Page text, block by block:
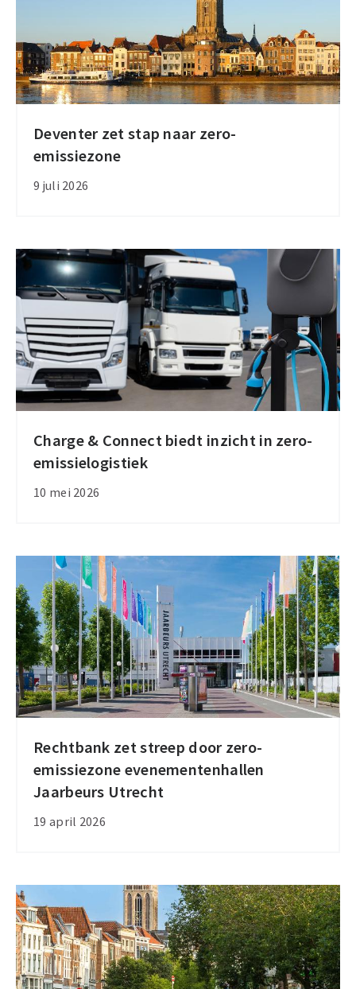
Deventer zet stap naar zero-
emissiezone
9 juli 2026
Deventer
zet
stap
emissiezone
Charge & Connect biedt inzicht in zero-
emissielogistiek
10 mei 2026
Charge
&
Connect
in
zero-
emissielogistiek
Rechtbank zet streep door zero-
emissiezone evenementenhallen
Jaarbeurs Utrecht
19 april 2026
Rechtbank
zet
streep
door
evenementenhallen
Jaarbeurs
Utrecht